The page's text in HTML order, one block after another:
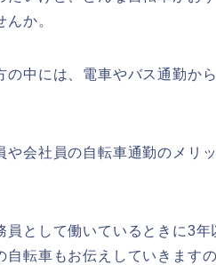
か。
の中には、電車やバス通勤か
や会社員の自転車通勤のメリ
員として働いているときに3
自転車もお伝えしていきます